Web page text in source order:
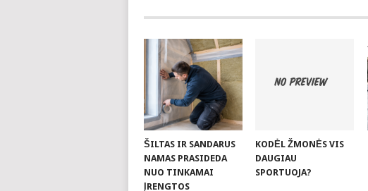
ŠILTAS IR SANDARUS
NAMAS PRASIDEDA
NUO TINKAMAI
ĮRENGTOS
KODĖL ŽMONĖS VIS
DAUGIAU
SPORTUOJA?